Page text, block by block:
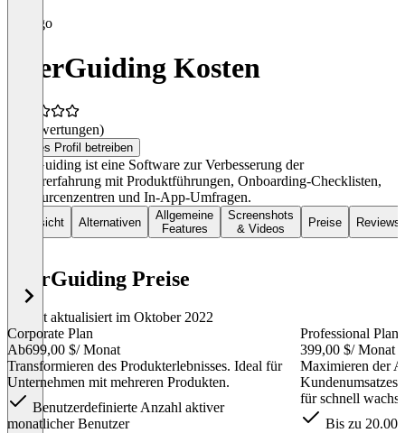
UserGuiding Kosten
(0 Bewertungen)
Dieses Profil betreiben
UserGuiding ist eine Software zur Verbesserung der
Nutzererfahrung mit Produktführungen, Onboarding-Checklisten,
Ressourcenzentren und In-App-Umfragen.
Übersicht Alternativen
Allgemeine
Features
Screenshots
& Videos
Preise Reviews
UserGuiding Preise
Zuletzt aktualisiert im Oktober 2022
Corporate Plan
Ab699,00 $/ Monat
Transformieren des Produkterlebnisses. Ideal für
Unternehmen mit mehreren Produkten.
Benutzerdefinierte Anzahl aktiver
monatlicher Benutzer
Professional Plan
399,00 $/ Monat
Maximieren der
Kundenumsatzes
für schnell
Bis zu